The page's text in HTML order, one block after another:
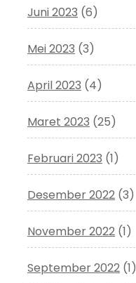
Juni 2023 (6)
Mei 2023 (3)
April 2023 (4)
Maret 2023 (25)
Februari 2023 (1)
Desember 2022 (3)
November 2022 (1)
September 2022 (1)